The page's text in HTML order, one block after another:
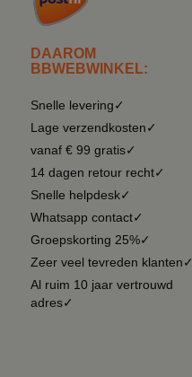
DAAROM
BBWEBWINKEL:
Snelle levering✓
Lage verzendkosten✓
vanaf € 99 gratis✓
14 dagen retour recht✓
Snelle helpdesk✓
Whatsapp contact✓
Groepskorting 25%✓
Zeer veel tevreden klanten✓
Al ruim 10 jaar vertrouwd
adres✓